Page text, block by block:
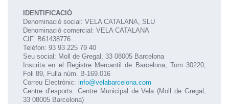
IDENTIFICACIÓ
Denominació social: VELA CATALANA, SLU
Denominació comercial: VELA CATALANA
CIF: B61438776
Telèfon: 93 93 225 79 40
Seu social: Moll de Gregal, 33 08005 Barcelona
Inscrita en el Registre Mercantil de Barcelona, Tom 30220,
Foli 89, Fulla núm. B-169.016
Correu Electrònic: info@velabarcelona.com
Centre d’esports: Centre Municipal de Vela (Moll de Gregal,
33 08005 Barcelona)